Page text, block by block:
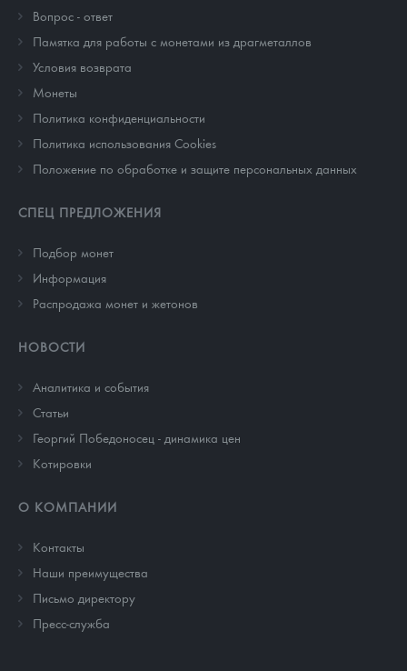
Вопрос - ответ
Памятка для работы с монетами из драгметаллов
Условия возврата
Монеты
Политика конфиденциальности
Политика использования Cookies
Положение по обработке и защите персональных данных
СПЕЦ ПРЕДЛОЖЕНИЯ
Подбор монет
Информация
Распродажа монет и жетонов
НОВОСТИ
Аналитика и события
Cтатьи
Георгий Победоносец - динамика цен
Котировки
О КОМПАНИИ
Контакты
Наши преимущества
Письмо директору
Пресс-служба